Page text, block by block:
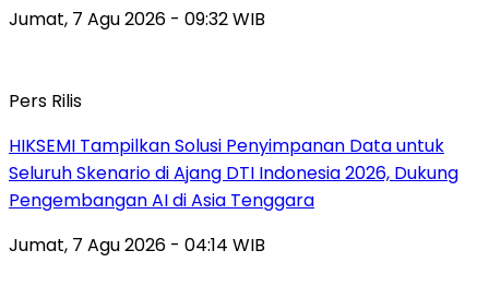
Jumat, 7 Agu 2026 - 09:32 WIB
Pers Rilis
HIKSEMI Tampilkan Solusi Penyimpanan Data untuk
Seluruh Skenario di Ajang DTI Indonesia 2026, Dukung
Pengembangan AI di Asia Tenggara
Jumat, 7 Agu 2026 - 04:14 WIB